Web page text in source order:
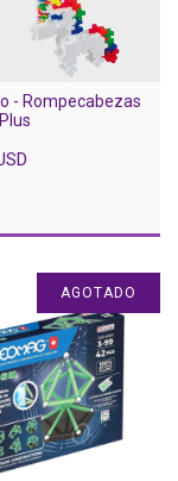
- Rompecabezas
AGOTADO